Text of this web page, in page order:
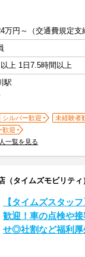
上 1日7.5時間以上
駅
シルバー歓迎
未経験者
歓迎
一覧を見る
（タイムズモビリティ
【タイムズスタッ
歓迎！車の点検や
せ◎社割など福利厚